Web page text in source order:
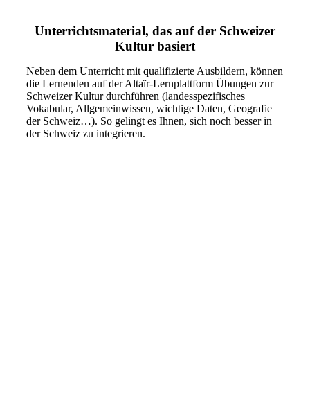
Unterrichtsmaterial, das auf der Schweizer
Kultur basiert
Neben dem Unterricht mit qualifizierte Ausbildern, können
die Lernenden auf der Altaïr-Lernplattform Übungen zur
Schweizer Kultur durchführen (landesspezifisches
Vokabular, Allgemeinwissen, wichtige Daten, Geografie
der Schweiz…). So gelingt es Ihnen, sich noch besser in
der Schweiz zu integrieren.